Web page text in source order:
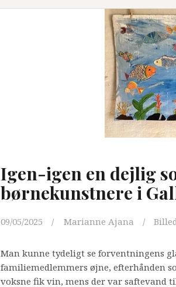
et
fantastisk
børnekor!
Igen-igen en dejlig
børnekunstnere i
09/05/2025 Marianne Ajana
Man kunne tydeligt se forventningens
familiemedlemmers øjne, efterhånden
voksne fik vin, mens der var saftevand